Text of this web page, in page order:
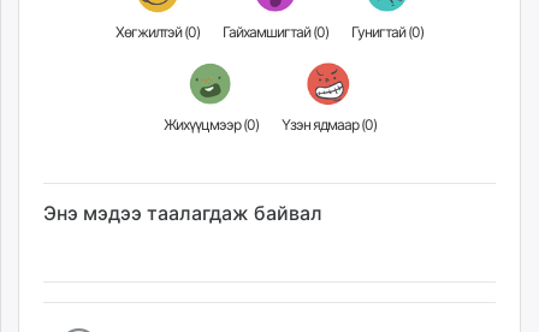
Хөгжилтэй (0) Гайхамшигтай (0) Гунигтай (0)
Жихүүцмээр (0) Үзэн ядмаар (0)
Энэ мэдээ таалагдаж байвал